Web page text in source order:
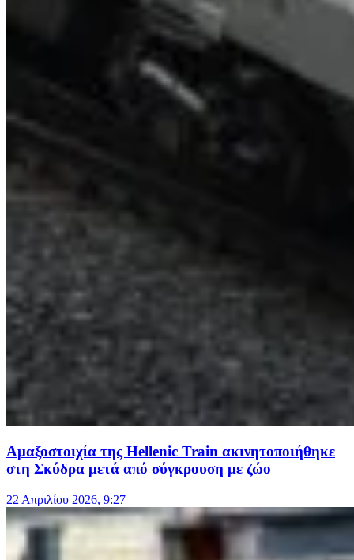
Αμαξοστοιχία της Hellenic Train ακινητοποιήθηκε
στη Σκύδρα μετά από σύγκρουση με ζώο
22 Απριλίου 2026, 9:27